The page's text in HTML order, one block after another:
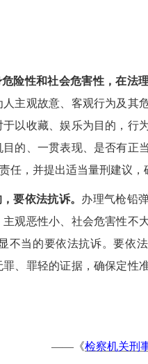
险性和社会危害性，在法
主观故意、客观行为及其
以收藏、娱乐为目的，行
的、一贯表现、是否有正
，并提出适当量刑建议，
要依法抗诉。 办理气枪铅
观恶性小、社会危害性不
不当的要依法抗诉。要依
、罪轻的证据，确保定性
——《检察机关刑